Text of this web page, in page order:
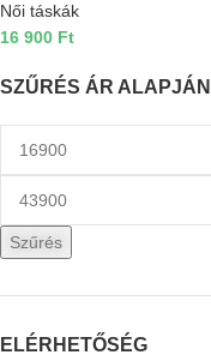
SZŰRÉS ÁR ALAPJÁN
Szűrés
ELÉRHETŐSÉG
Női táskák
16 900 Ft